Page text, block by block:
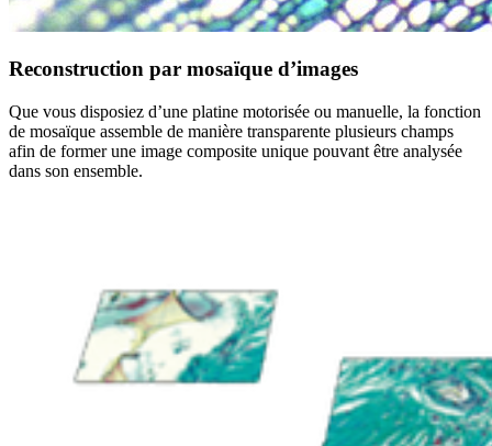
Reconstruction par mosaïque d’images
Que vous disposiez d’une platine motorisée ou manuelle, la fonction
de mosaïque assemble de manière transparente plusieurs champs
afin de former une image composite unique pouvant être analysée
dans son ensemble.